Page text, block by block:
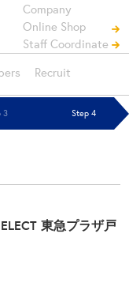
Company
Online Shop
Staff Coordinate
Recruit
3 Step 4
東急プラザ戸